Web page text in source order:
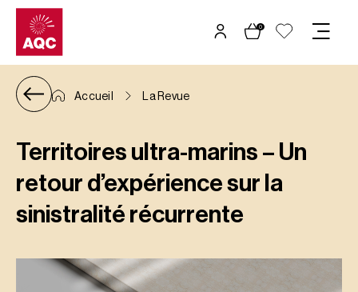
Panneau de gestion des cookies
0
Accueil La Revue
Territoires ultra-marins – Un
retour d’expérience sur la
sinistralité récurrente